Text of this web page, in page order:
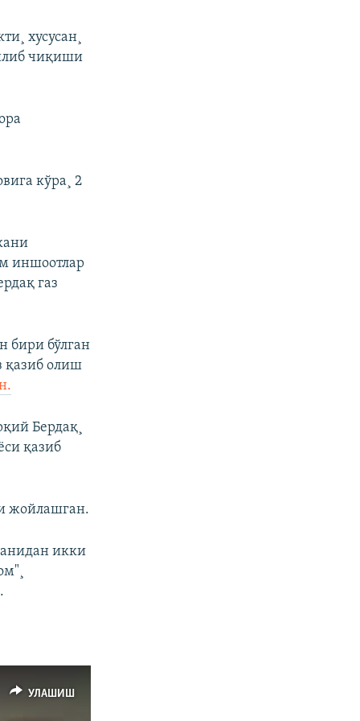
хусусан¸
чиқиши
кўра¸ 2
иншоотлар
газ
бири бўлган
қазиб олиш
Бердақ¸
қазиб
жойлашган.
икки
УЛАШИШ